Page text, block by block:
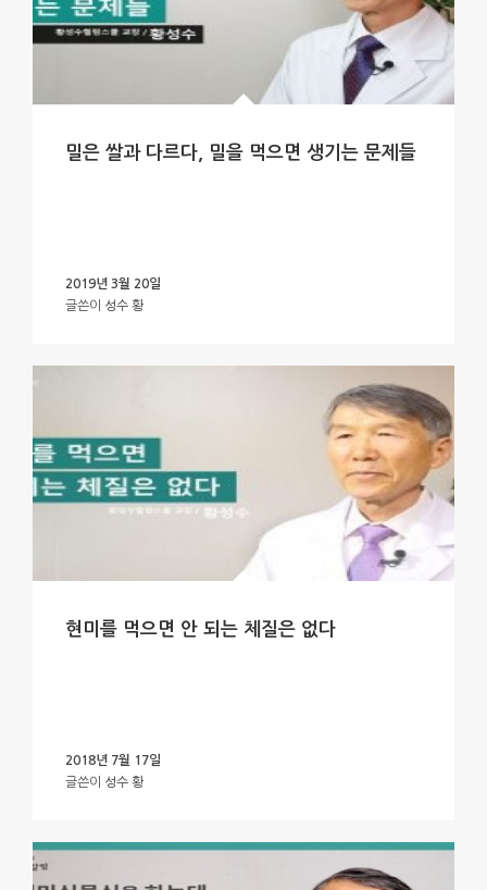
밀은 쌀과 다르다, 밀을 먹으면 생기는 문제들
2019년 3월 20일
글쓴이 성수 황
현미를 먹으면 안 되는 체질은 없다
2018년 7월 17일
글쓴이 성수 황